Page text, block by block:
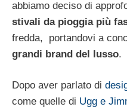
abbiamo deciso di
stivali da pioggia più
fredda, portandovi a
grandi brand del lusso.
Dopo aver parlato di
come quelle di Ugg e